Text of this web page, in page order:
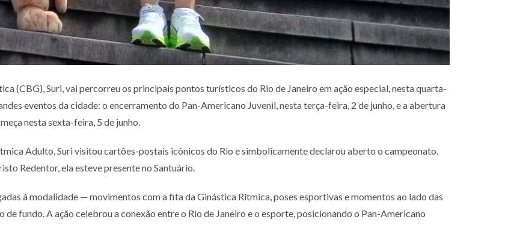
(CBG), Suri, vai percorreu os principais pontos turísticos do Rio de Janeiro em ação especial, nesta quarta-
eventos da cidade: o encerramento do Pan-Americano Juvenil, nesta terça-feira, 2 de junho, e a abertura
nesta sexta-feira, 5 de junho.
Adulto, Suri visitou cartões-postais icônicos do Rio e simbolicamente declarou aberto o campeonato.
Redentor, ela esteve presente no Santuário.
à modalidade — movimentos com a fita da Ginástica Rítmica, poses esportivas e momentos ao lado das
fundo. A ação celebrou a conexão entre o Rio de Janeiro e o esporte, posicionando o Pan-Americano